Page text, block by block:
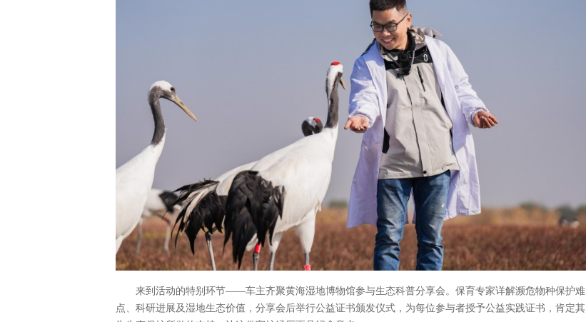
来到活动的特别环节——车主齐聚黄海湿地博物馆参与生态科普分享会。保育专家详解濒危物种保护难
点、科研进展及湿地生态价值，分享会后举行公益证书颁发仪式，为每位参与者授予公益实践证书，肯定其